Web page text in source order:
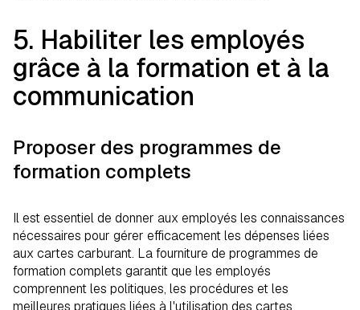
5. Habiliter les employés
grâce à la formation et à la
communication
Proposer des programmes de
formation complets
Il est essentiel de donner aux employés les connaissances
nécessaires pour gérer efficacement les dépenses liées
aux cartes carburant. La fourniture de programmes de
formation complets garantit que les employés
comprennent les politiques, les procédures et les
meilleures pratiques liées à l'utilisation des cartes